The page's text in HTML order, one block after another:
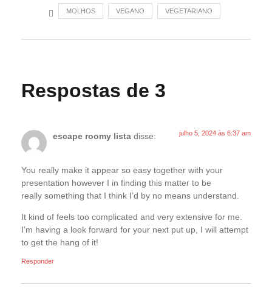
MOLHOS VEGANO VEGETARIANO
Respostas de 3
escape roomy lista disse: julho 5, 2024 às 6:37 am
You really make it appear so easy together with your
presentation however I in finding this matter to be
really something that I think I’d by no means understand.
It kind of feels too complicated and very extensive for me.
I’m having a look forward for your next put up, I will attempt
to get the hang of it!
Responder